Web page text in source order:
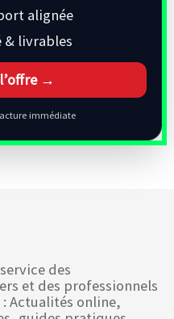
alignée
& livrables
→
immédiate
des
et des professionnels
Actualités online,